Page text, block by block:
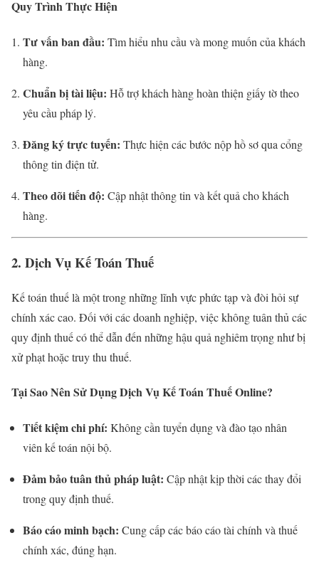
Quy Trình Thực Hiện
Tư vấn ban đầu: Tìm hiểu nhu cầu và mong muốn của khách
hàng.
Chuẩn bị tài liệu: Hỗ trợ khách hàng hoàn thiện giấy tờ theo
yêu cầu pháp lý.
Đăng ký trực tuyến: Thực hiện các bước nộp hồ sơ qua cổng
thông tin điện tử.
Theo dõi tiến độ: Cập nhật thông tin và kết quả cho khách
hàng.
2. Dịch Vụ Kế Toán Thuế
Kế toán thuế là một trong những lĩnh vực phức tạp và đòi hỏi sự
chính xác cao. Đối với các doanh nghiệp, việc không tuân thủ các
quy định thuế có thể dẫn đến những hậu quả nghiêm trọng như bị
xử phạt hoặc truy thu thuế.
Tại Sao Nên Sử Dụng Dịch Vụ Kế Toán Thuế Online?
Tiết kiệm chi phí: Không cần tuyển dụng và đào tạo nhân
viên kế toán nội bộ.
Đảm bảo tuân thủ pháp luật: Cập nhật kịp thời các thay đổi
trong quy định thuế.
Báo cáo minh bạch: Cung cấp các báo cáo tài chính và thuế
chính xác, đúng hạn.